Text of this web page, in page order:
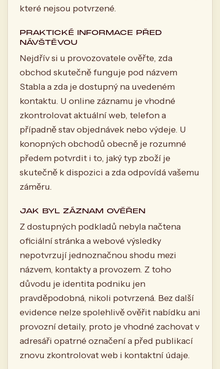
které nejsou potvrzené.
PRAKTICKÉ INFORMACE PŘED
NÁVŠTĚVOU
Nejdřív si u provozovatele ověřte, zda
obchod skutečně funguje pod názvem
Stabla a zda je dostupný na uvedeném
kontaktu. U online záznamu je vhodné
zkontrolovat aktuální web, telefon a
případně stav objednávek nebo výdeje. U
konopných obchodů obecně je rozumné
předem potvrdit i to, jaký typ zboží je
skutečně k dispozici a zda odpovídá vašemu
záměru.
JAK BYL ZÁZNAM OVĚŘEN
Z dostupných podkladů nebyla načtena
oficiální stránka a webové výsledky
nepotvrzují jednoznačnou shodu mezi
názvem, kontakty a provozem. Z toho
důvodu je identita podniku jen
pravděpodobná, nikoli potvrzená. Bez další
evidence nelze spolehlivě ověřit nabídku ani
provozní detaily, proto je vhodné zachovat v
adresáři opatrné označení a před publikací
znovu zkontrolovat web i kontaktní údaje.